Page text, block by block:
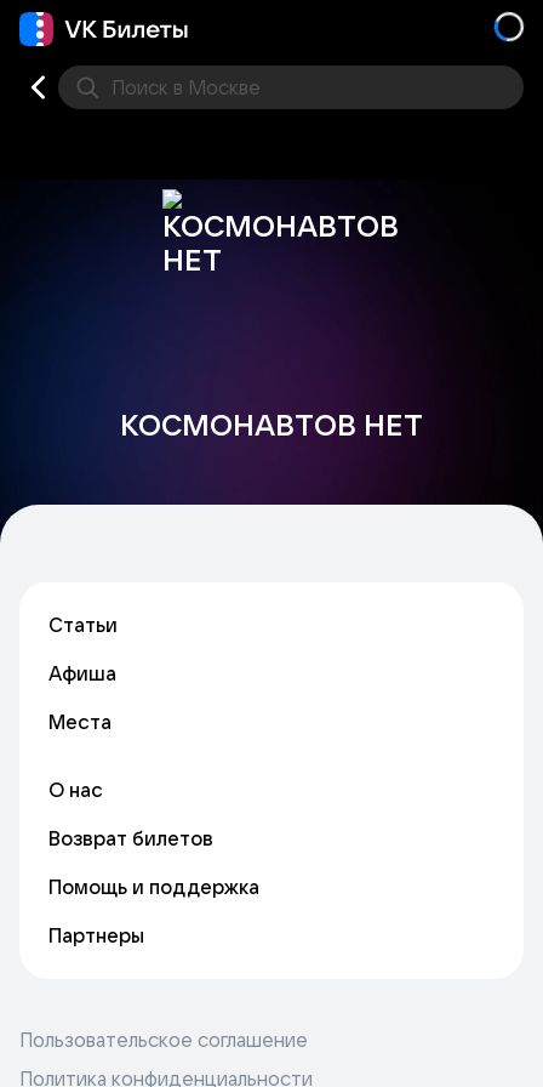
Поиск в Москве
КОСМОНАВТОВ НЕТ
Статьи
Афиша
Места
О нас
Возврат билетов
Помощь и поддержка
Партнеры
Пользовательское соглашение
Политика конфиденциальности